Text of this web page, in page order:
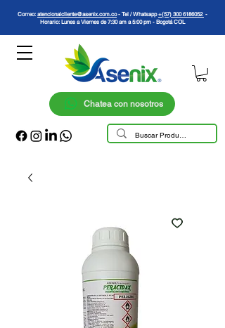
Correo: atencionalcliente@asenix.com.co - Tel / Whatsapp+(57) 300 6186052 -
Horario: Lunes a Viernes de 7:30 am a 5:00 pm - Bogotá COL
Chatea con nosotros